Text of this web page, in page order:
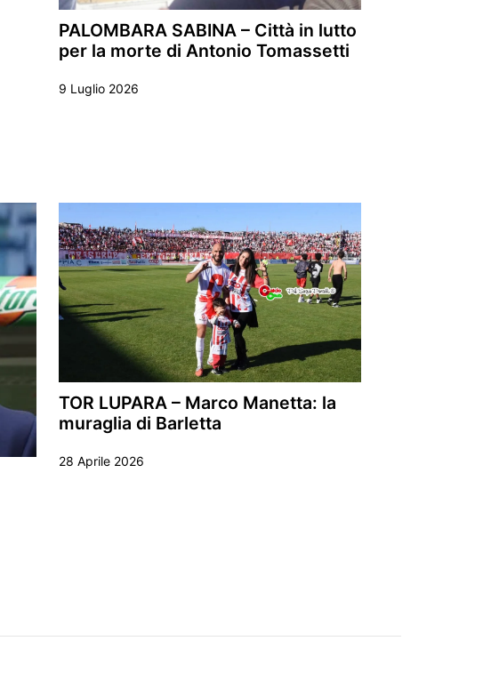
PALOMBARA SABINA – Città in lutto
per la morte di Antonio Tomassetti
9 Luglio 2026
TOR LUPARA – Marco Manetta: la
muraglia di Barletta
28 Aprile 2026